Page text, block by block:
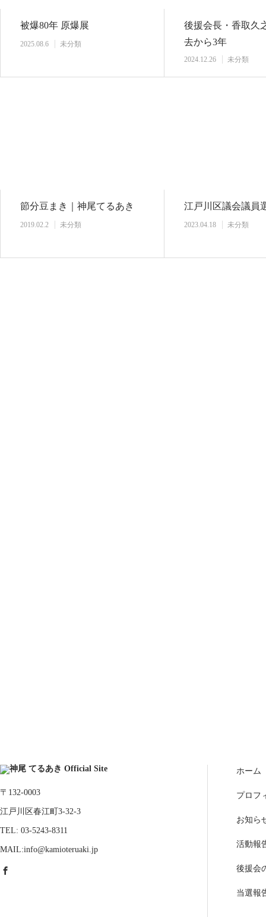
被爆80年 原爆展
2025.08.6 未分類
後援会長・香取久
去から3年
2024.12.26 未分類
節分豆まき｜神尾てるあき
2019.02.2 未分類
江戸川区議会議員
2023.04.18 未分類
〒132-0003
江戸川区春江町3-32-3
TEL: 03-5243-8311
MAIL:info@kamioteruaki.jp
ホーム
プロフ
お知ら
活動報
後援会
当選報